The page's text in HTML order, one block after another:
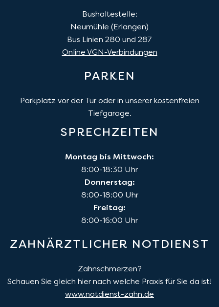
Bushaltestelle:
Neumühle (Erlangen)
Bus Linien 280 und 287
Online VGN-Verbindungen
PARKEN
Parkplatz vor der Tür oder in unserer kostenfreien
Tiefgarage.
SPRECHZEITEN
Montag bis Mittwoch:
8:00-18:30 Uhr
Donnerstag:
8:00-18:00 Uhr
Freitag:
8:00-16:00 Uhr
ZAHNÄRZTLICHER NOTDIENST
Zahnschmerzen?
Schauen Sie gleich hier nach welche Praxis für Sie da ist!
www.notdienst-zahn.de